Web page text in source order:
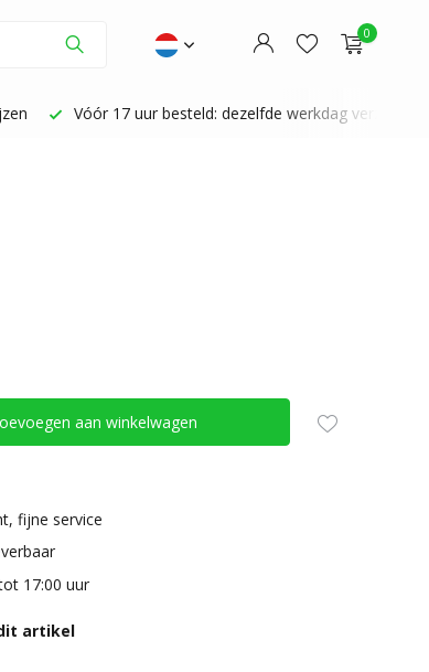
0
Vóór 17 uur besteld: dezelfde werkdag verzonden
aan winkelwagen
fijne service
17:00 uur
artikel